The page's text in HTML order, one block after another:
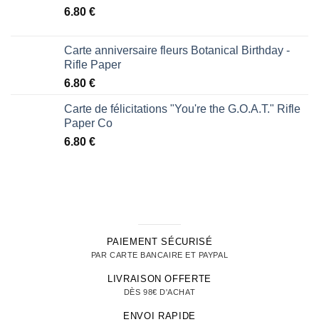
6.80 €
Carte anniversaire fleurs Botanical Birthday -
Rifle Paper
6.80 €
Carte de félicitations "You're the G.O.A.T." Rifle
Paper Co
6.80 €
PAIEMENT SÉCURISÉ
PAR CARTE BANCAIRE ET PAYPAL
LIVRAISON OFFERTE
DÈS 98€ D'ACHAT
ENVOI RAPIDE